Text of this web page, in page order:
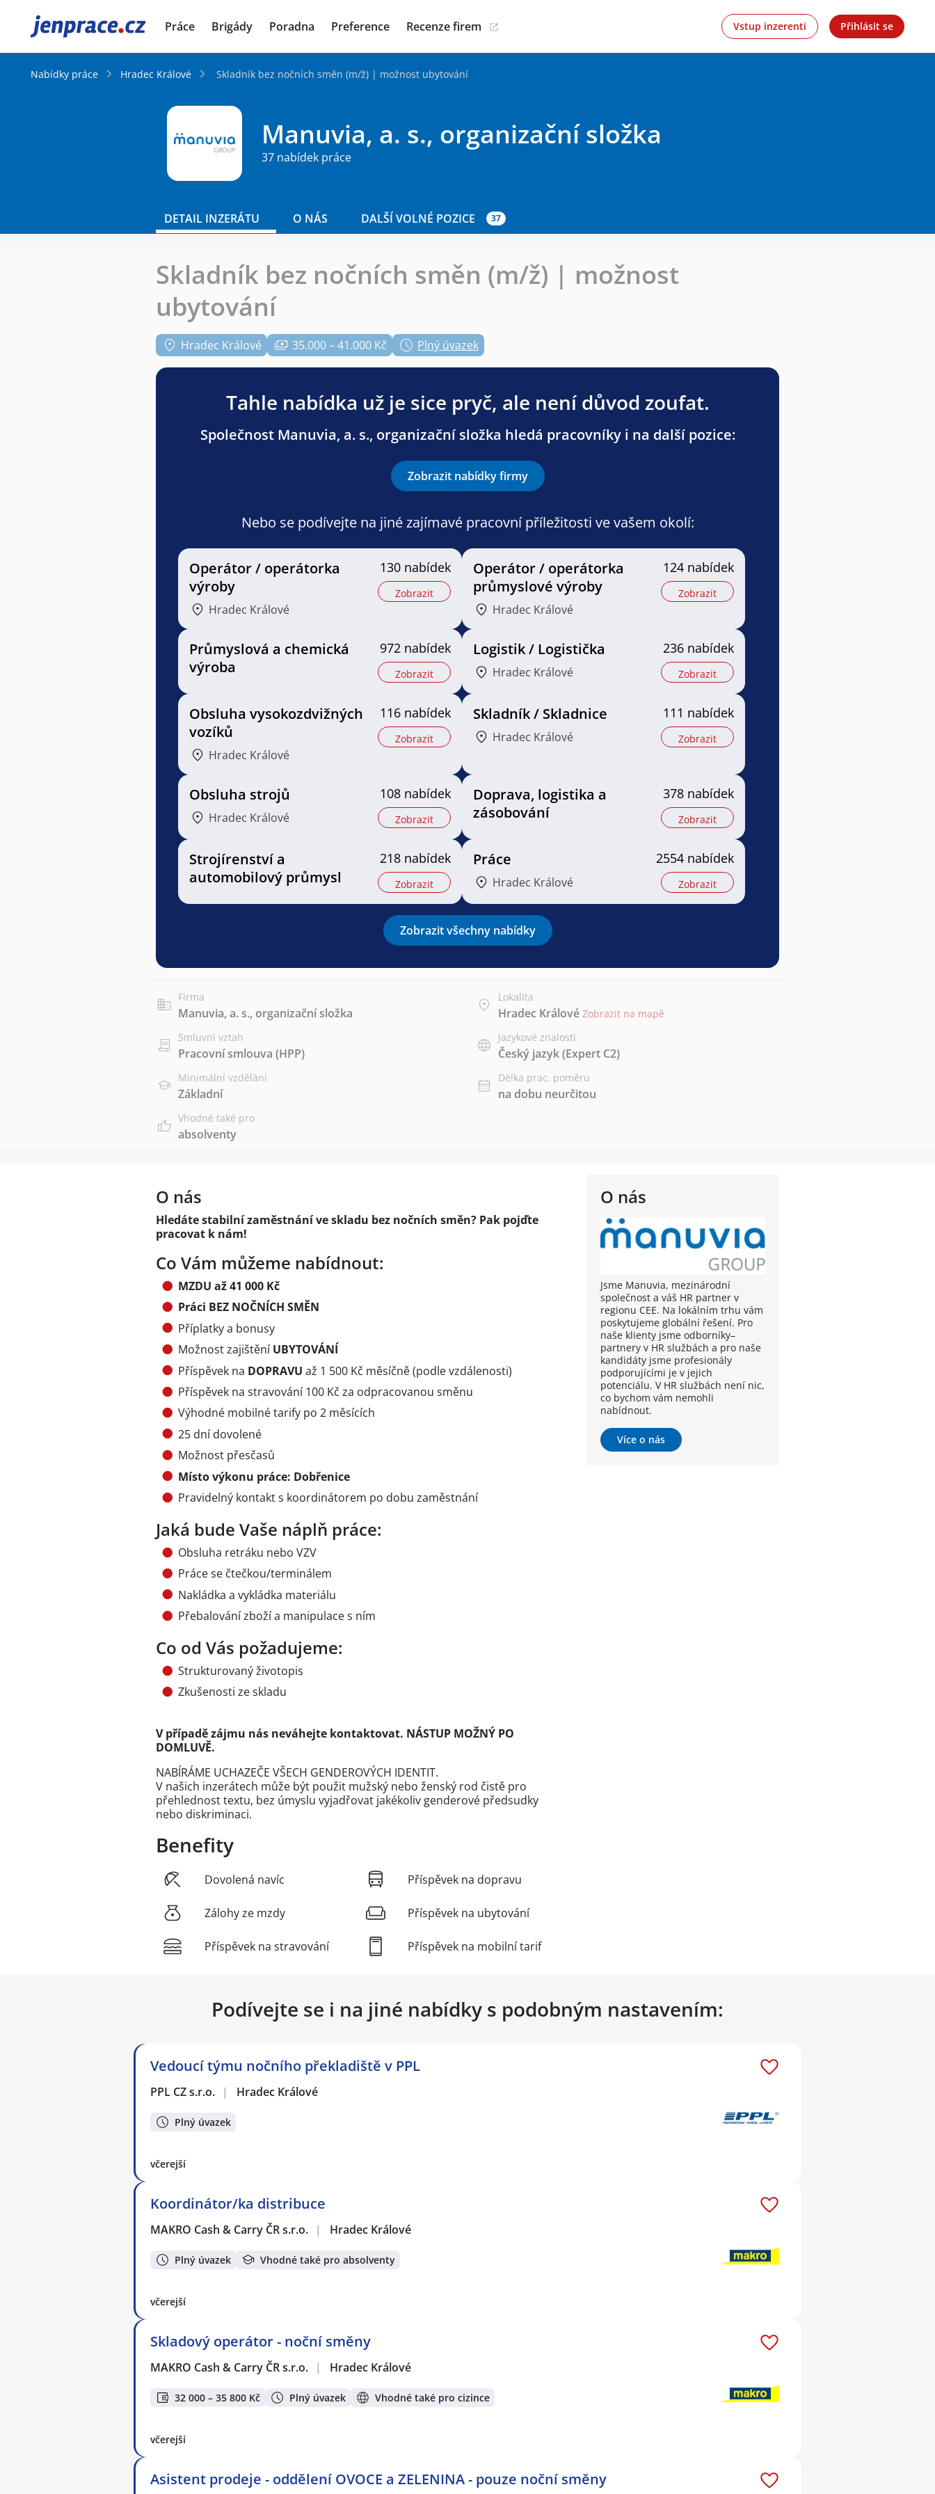
JenPráce.cz Práce Brigády Poradna Preference Recenze firem Vstup inzerenti Přihlásit se
Nabídky práce Hradec Králové Skladník bez nočních směn (m/ž) | možnost ubytování
Manuvia, a. s., organizační složka
37 nabídek práce
DETAIL INZERÁTU O NÁS DALŠÍ VOLNÉ POZICE 37
Skladník bez nočních směn (m/ž) | možnost
ubytování
Hradec Králové 35.000 – 41.000 Kč Plný úvazek
Tahle nabídka už je sice pryč, ale není důvod zoufat.
Společnost Manuvia, a. s., organizační složka hledá pracovníky i na další pozice:
Zobrazit nabídky firmy
Nebo se podívejte na jiné zajímavé pracovní příležitosti ve vašem okolí:
Operátor / operátorka
výroby
Hradec Králové
130 nabídek
Zobrazit
Operátor / operátorka
průmyslové výroby
Hradec Králové
124 nabídek
Zobrazit
Průmyslová a chemická
výroba
972 nabídek
Zobrazit
Logistik / Logistička
Hradec Králové
236 nabídek
Zobrazit
Obsluha vysokozdvižných
vozíků
Hradec Králové
116 nabídek
Zobrazit
Skladník / Skladnice
Hradec Králové
111 nabídek
Zobrazit
Obsluha strojů
Hradec Králové
108 nabídek
Zobrazit
Doprava, logistika a
zásobování
378 nabídek
Zobrazit
Strojírenství a
automobilový průmysl
218 nabídek
Zobrazit
Práce
Hradec Králové
2554 nabídek
Zobrazit
Zobrazit všechny nabídky
Firma
Manuvia, a. s., organizační složka
Lokalita
Hradec Králové Zobrazit na mapě
Smluvní vztah
Pracovní smlouva (HPP)
Jazykové znalosti
Český jazyk(Expert C2)
Minimální vzdělání
Základní
Délka prac. poměru
na dobu neurčitou
Vhodné také pro
absolventy
O nás
Jsme Manuvia, mezinárodní
společnost a váš HR partner v
regionu CEE. Na lokálním trhu vám
poskytujeme globální řešení. Pro
naše klienty jsme odborníky–
partnery v HR službách a pro naše
kandidáty jsme profesionály
podporujícími je v jejich
potenciálu. V HR službách není nic,
co bychom vám nemohli
nabídnout.
Více o nás
O nás
Hledáte stabilní zaměstnání ve skladu bez nočních směn? Pak pojďte
pracovat k nám!
Co Vám můžeme nabídnout:
MZDU až 41 000 Kč
Práci BEZ NOČNÍCH SMĚN
Příplatky a bonusy
Možnost zajištěníUBYTOVÁNÍ
Příspěvek na DOPRAVU až 1 500 Kč měsíčně (podle vzdálenosti)
Příspěvek na stravování 100 Kč za odpracovanou směnu
Výhodné mobilné tarify po 2 měsících
25 dní dovolené
Možnost přesčasů
Místo výkonu práce: Dobřenice
Pravidelný kontakt s koordinátorem po dobu zaměstnání
Jaká bude Vaše náplň práce:
Obsluha retráku nebo VZV
Práce se čtečkou/terminálem
Nakládka a vykládka materiálu
Přebalování zboží a manipulace s ním
Co od Vás požadujeme:
Strukturovaný životopis
Zkušenosti ze skladu
V případě zájmu nás neváhejte kontaktovat. NÁSTUP MOŽNÝ PO
DOMLUVĚ.
NABÍRÁME UCHAZEČE VŠECH GENDEROVÝCH IDENTIT.
V našich inzerátech může být použit mužský nebo ženský rod čistě pro
přehlednost textu, bez úmyslu vyjadřovat jakékoliv genderové předsudky
nebo diskriminaci.
Benefity
Dovolená navíc
Zálohy ze mzdy
Příspěvek na stravování
Příspěvek na dopravu
Příspěvek na ubytování
Příspěvek na mobilní tarif
Podívejte se i na jiné nabídky s podobným nastavením:
Vedoucí týmu nočního překladiště v PPL
PPL CZ s.r.o. | Hradec Králové
Plný úvazek
včerejší
Koordinátor/ka distribuce
MAKRO Cash & Carry ČR s.r.o. | Hradec Králové
Plný úvazek Vhodné také pro absolventy
včerejší
Skladový operátor - noční směny
MAKRO Cash & Carry ČR s.r.o. | Hradec Králové
32 000 – 35 800 Kč Plný úvazek Vhodné také pro cizince
včerejší
Asistent prodeje - oddělení OVOCE a ZELENINA - pouze noční směny